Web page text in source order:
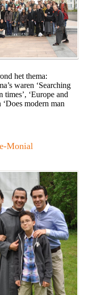
het thema:
wa­ren ‘Searching
times’, ‘Europe and
‘Does modern man
Monial